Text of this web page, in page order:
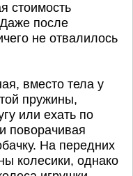
стоимость
после
не отвалилось
вместо тела у
пружины,
или ехать по
поворачивая
На передних
колесики, однако